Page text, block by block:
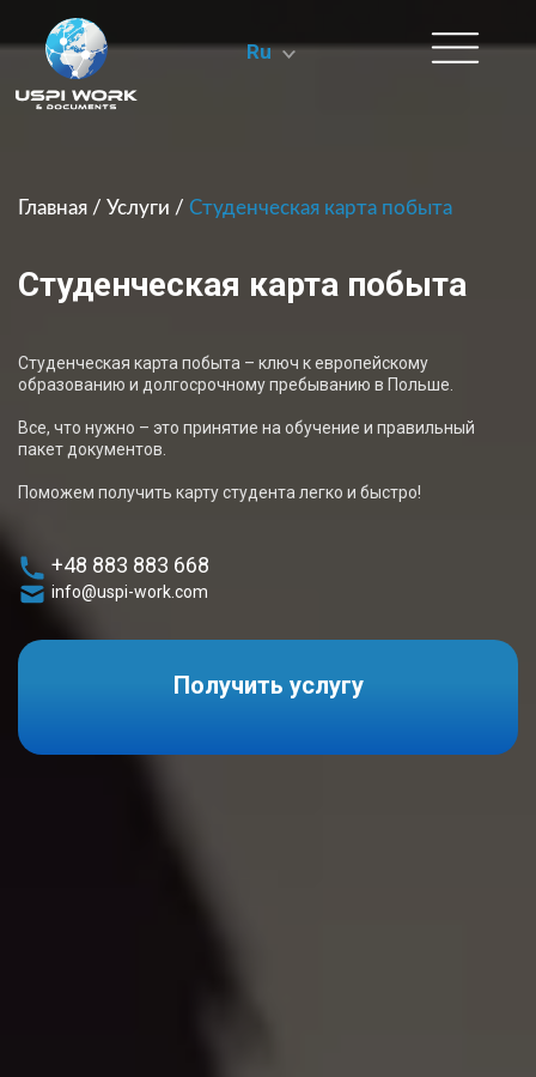
Ru
Главная / Услуги / Студенческая карта побыта
Студенческая карта побыта
Студенческая карта побыта – ключ к европейскому
образованию и долгосрочному пребыванию в Польше.
Все, что нужно – это принятие на обучение и правильный
пакет документов.
Поможем получить карту студента легко и быстро!
+48 883 883 668
info@uspi-work.com
Получить услугу